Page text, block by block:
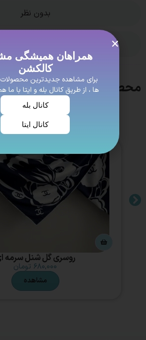
بدون نظر
محصولات مشابه
روسری گل شنل سرمه
۶۸۰,۰۰۰ تومان
مشاهده
همراهان همیشگی
کالکشن
برای مشاهده جدیدترین
ها ، از طریق کانال بله و ایتا با ما
کانال بله
کانال ایتا